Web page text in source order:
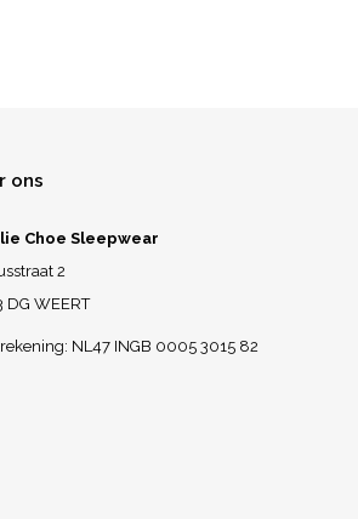
ons
Choe Sleepwear
2
DG WEERT
NL47 INGB 0005 3015 82